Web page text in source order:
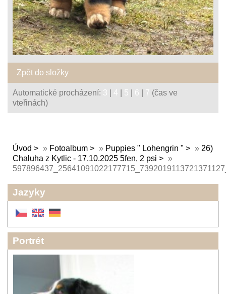
Zpět do složky
Automatické procházení: 3 4 5 6 7 (čas ve
vteřinách)
Úvod » Fotoalbum » Puppies " Lohengrin " » 26)
Chaluha z Kytlic - 17.10.2025 5fen, 2 psi
»
Jazyky
Portrét